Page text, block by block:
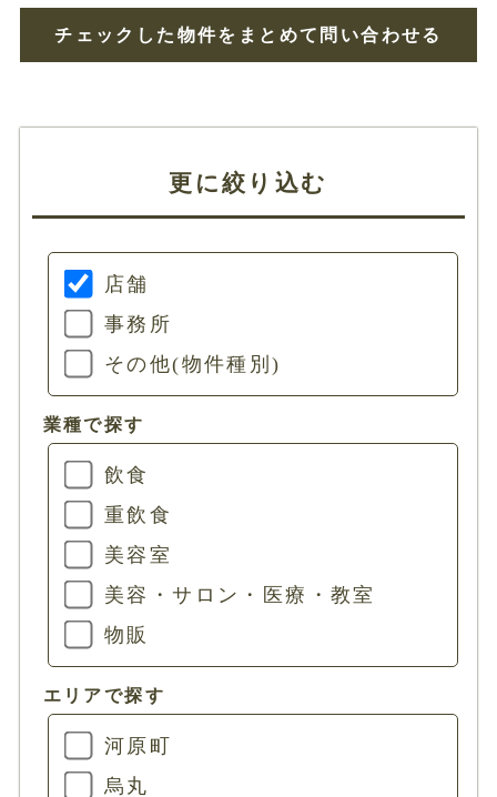
更に絞り込む
店舗
事務所
その他(物件種別)
業種で探す
飲食
重飲食
美容室
美容・サロン・医療・教室
物販
エリアで探す
河原町
烏丸
チェックした物件をまとめて問い合わせる